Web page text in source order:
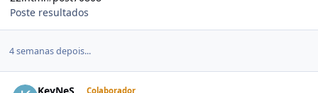
Poste resultados
4 semanas depois...
Colaborador